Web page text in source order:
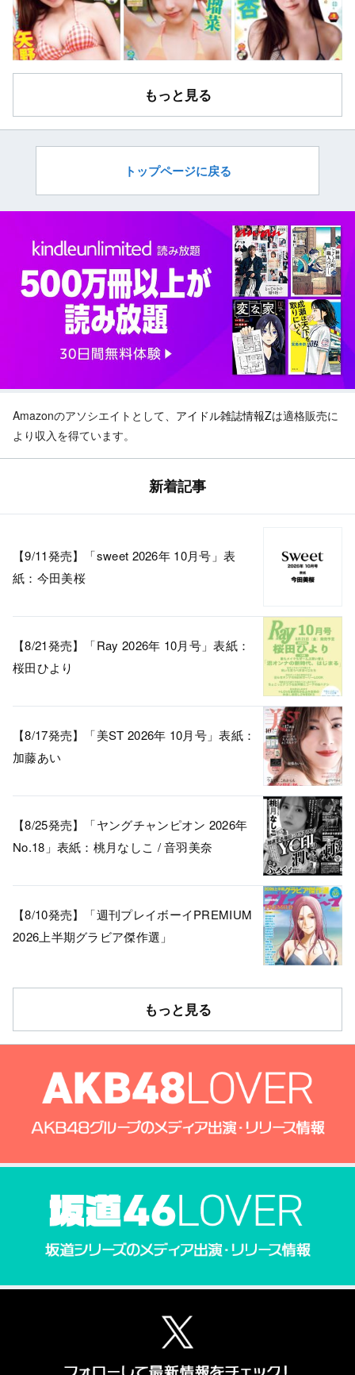
もっと見る
トップページに戻る
Amazonのアソシエイトとして、 アイドル雑誌情報Zは適格販売に
より収入を得ています。
新着記事
【9/11発売】「sweet 2026年 10月号」表
紙：今田美桜
【8/21発売】「Ray 2026年 10月号」表紙：
桜田ひより
【8/17発売】「美ST 2026年 10月号」表紙：
加藤あい
【8/25発売】「ヤングチャンピオン 2026年
No.18」表紙：桃月なしこ / 音羽美奈
【8/10発売】「週刊プレイボーイPREMIUM
2026上半期グラビア傑作選」
もっと見る